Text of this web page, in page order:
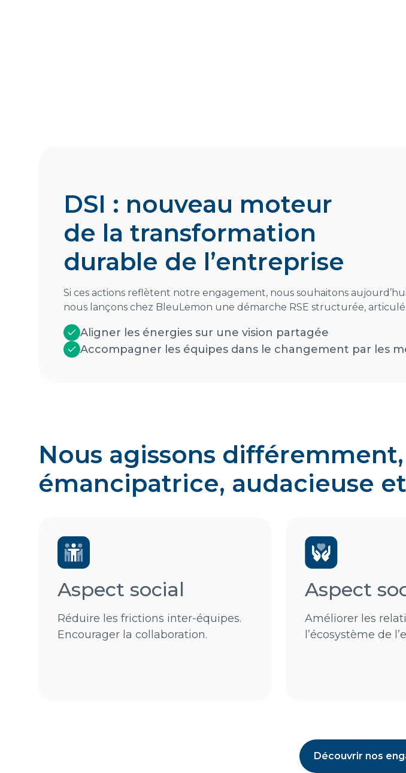
DSI : nouveau moteur
de la transformation
durable de l’entreprise
Si ces actions reflètent notre engagement, nous souhaitons
nous lançons chez BleuLemon une démarche RSE structurée,
Aligner les énergies sur une vision partagée
Accompagner les équipes dans le changement par les
Nous agissons
émancipatrice, audacieuse
Aspect social
Réduire les frictions inter-équipes.
Encourager la collaboration.
Aspect
Améliorer les
l’écosystème de
Découvrir nos